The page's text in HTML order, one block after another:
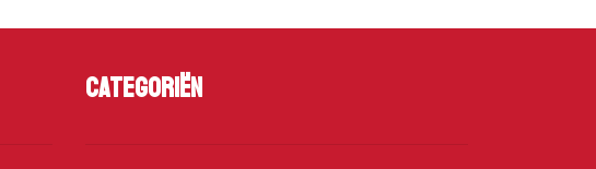
Categoriën